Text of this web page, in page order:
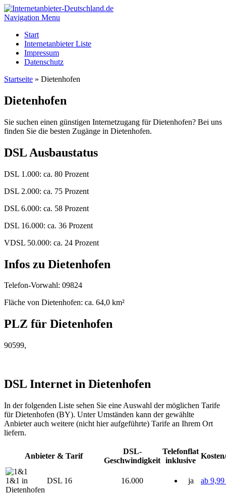
Navigation Menu
Start
Internetanbieter Liste
Impressum
Datenschutz
Startseite » Dietenhofen
Dietenhofen
Sie suchen einen günstigen Internetzugang für Dietenhofen? Bei uns
finden Sie die besten Zugänge in Dietenhofen.
DSL Ausbaustatus
DSL 1.000: ca. 80 Prozent
DSL 2.000: ca. 75 Prozent
DSL 6.000: ca. 58 Prozent
DSL 16.000: ca. 36 Prozent
VDSL 50.000: ca. 24 Prozent
Infos zu Dietenhofen
Telefon-Vorwahl: 09824
Fläche von Dietenhofen: ca. 64,0 km²
PLZ für Dietenhofen
90599,
DSL Internet in Dietenhofen
In der folgenden Liste sehen Sie eine Auswahl der möglichen Tarife
für Dietenhofen (BY). Unter Umständen kann der gewählte
Anbieter auch weitere (nicht hier aufgeführte) Tarife an Ihrem Ort
liefern.
Anbieter & Tarif
DSL-
Geschwindigkeit
Telefonflat
inklusive
1&1 in
Dietenhofen
DSL 16 16.000 ja ab 9,99